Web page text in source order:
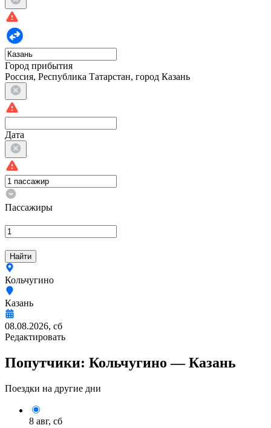
Город прибытия
Россия, Республика Татарстан, город Казань
Дата
Пассажиры
Найти
Кольчугино
Казань
08.08.2026, сб
Редактировать
Попутчики: Кольчугино —Казань
Поездки на другие дни
8 авг, сб